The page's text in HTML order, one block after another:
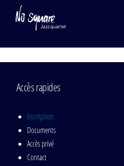
Accès rapides
Inscription
Documents
Accès privé
Contact